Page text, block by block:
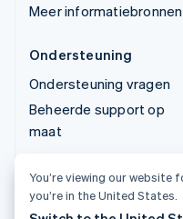
Meer informatiebronnen
Ondersteuning
Ondersteuning vragen
Beheerde support op
maat
© 2026 Stripe, LLC
You’re viewing our website
you’re in the United States.